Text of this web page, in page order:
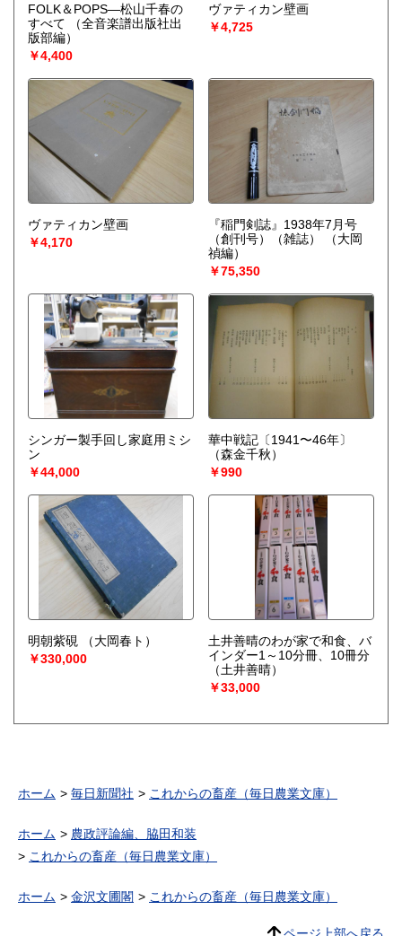
FOLK＆POPS—松山千春の
すべて
（全音楽譜出版社出
版部編）
￥4,400
ヴァティカン壁画
￥4,725
ヴァティカン壁画
￥4,170
『稲門剣誌』1938年7月号
（創刊号）（雑誌）
（大岡
禎編）
￥75,350
シンガー製手回し家庭用ミシ
ン
￥44,000
華中戦記〔1941〜46年〕
（森金千秋）
￥990
明朝紫硯
（大岡春ト）
￥330,000
土井善晴のわが家で和食、バ
インダー1～10分冊、10冊分
（土井善晴）
￥33,000
ホーム 毎日新聞社 これからの畜産（毎日農業文庫）
ホーム
農政評論編、脇田和装
これからの畜産（毎日農業文庫）
ホーム 金沢文圃閣 これからの畜産（毎日農業文庫）